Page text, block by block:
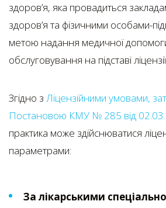
здоров’я, яка провадиться
здоров’я та фізичними особами-
метою надання медичної
обслуговування на підставі
Згідно з Ліцензійними умовами,
Постановою КМУ № 285 від
практика може здійснюватися
параметрами:
За лікарськими